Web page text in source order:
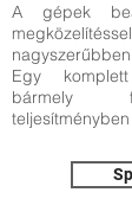
A gépek
Egy
bármely